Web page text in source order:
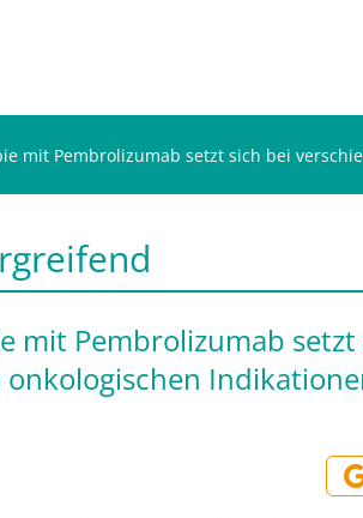
mit Pembrolizumab setzt sich bei
mit Pembrolizumab setzt
onkologischen